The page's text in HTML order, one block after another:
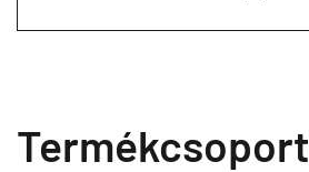
Termékcsoport